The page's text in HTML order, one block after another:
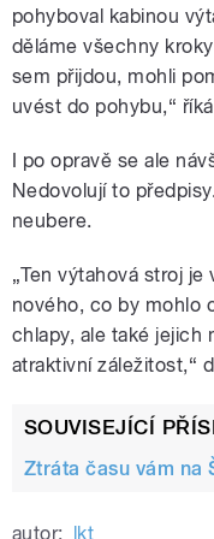
pohyboval kabinou
děláme všechny
sem přijdou, mohli
uvést do pohybu,“
I po opravě se ale
Nedovolují to
neubere.
„Ten výtahová stroj
nového, co by mohlo
chlapy, ale také jejich
atraktivní záležitost,“
SOUVISEJÍCÍ
Ztráta času vám na
autor: lkt